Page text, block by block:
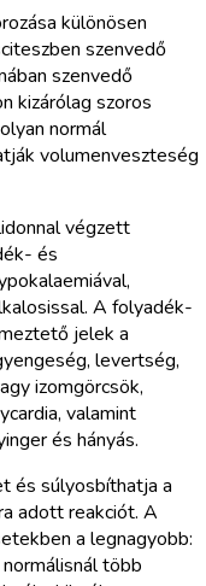
különösen
szenvedő
szenvedő
kizárólag szoros
normál
volumenveszteség
végzett
és
A folyadék-
jelek a
levertség,
izomgörcsök,
valamint
és hányás.
és súlyosbíthatja a
adott reakciót. A
a legnagyobb:
több